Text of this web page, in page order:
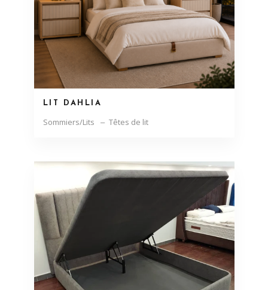
LIT DAHLIA
Sommiers/Lits Têtes de lit